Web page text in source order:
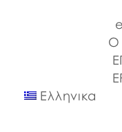
Ο
Ελληνικα